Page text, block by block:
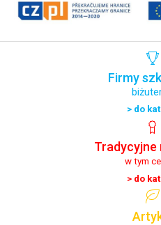
Firmy
> do
Tradycyjne
w tym
> do